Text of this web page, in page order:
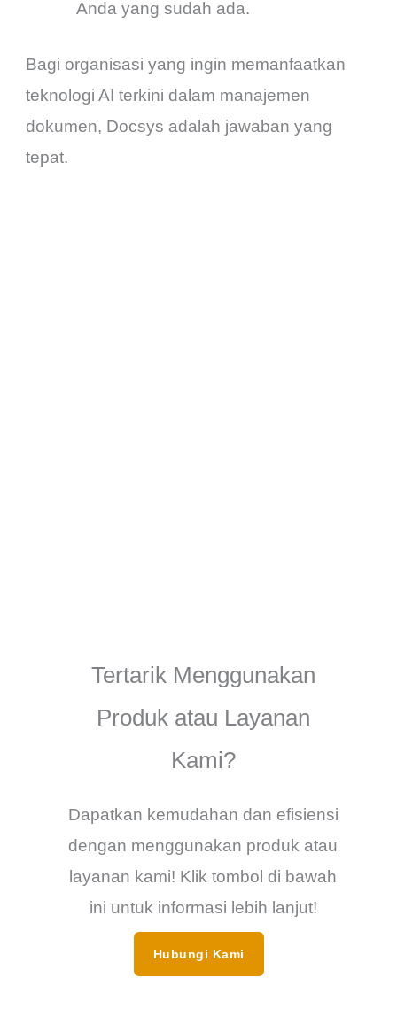
Anda yang sudah ada.
Bagi organisasi yang ingin memanfaatkan
teknologi AI terkini dalam manajemen
dokumen, Docsys adalah jawaban yang
tepat.
Tertarik Menggunakan
Produk atau Layanan
Kami?
Dapatkan kemudahan dan efisiensi
dengan menggunakan produk atau
layanan kami! Klik tombol di bawah
ini untuk informasi lebih lanjut!
Hubungi Kami